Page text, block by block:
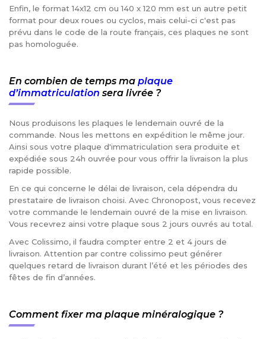
Enfin, le format 14x12 cm ou 140 x 120 mm est un autre petit
format pour deux roues ou cyclos, mais celui-ci c'est pas
prévu dans le code de la route français, ces plaques ne sont
pas homologuée.
En combien de temps ma plaque
d’immatriculation sera livrée ?
Nous produisons les plaques le lendemain ouvré de la
commande. Nous les mettons en expédition le même jour.
Ainsi sous votre plaque d'immatriculation sera produite et
expédiée sous 24h ouvrée pour vous offrir la livraison la plus
rapide possible.
En ce qui concerne le délai de livraison, cela dépendra du
prestataire de livraison choisi. Avec Chronopost, vous recevez
votre commande le lendemain ouvré de la mise en livraison.
Vous recevrez ainsi votre plaque sous 2 jours ouvrés au total.
Avec Colissimo, il faudra compter entre 2 et 4 jours de
livraison. Attention par contre colissimo peut générer
quelques retard de livraison durant l’été et les périodes des
fêtes de fin d’années.
Comment fixer ma plaque minéralogique ?